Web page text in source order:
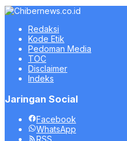
Redaksi
Kode Etik
Pedoman Media
TOC
Disclaimer
Indeks
Jaringan Social
Facebook
WhatsApp
RSS